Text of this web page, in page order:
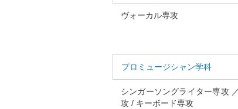
ヴォーカル専攻
プロミュージシャン学科
シンガーソングライター専攻
攻 / キーボード専攻